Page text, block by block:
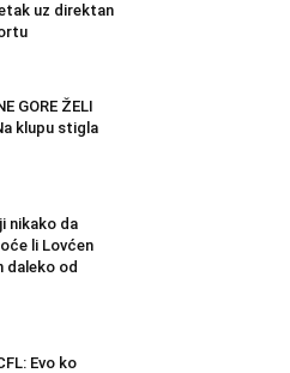
uz direktan
GORE ŽELI
klupu stigla
nikako da
li Lovćen
daleko od
Evo ko